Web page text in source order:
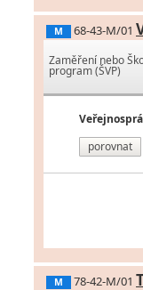
M 68-43-M/01
Zaměření nebo
program (ŠVP)
porovnat
M 78-42-M/01